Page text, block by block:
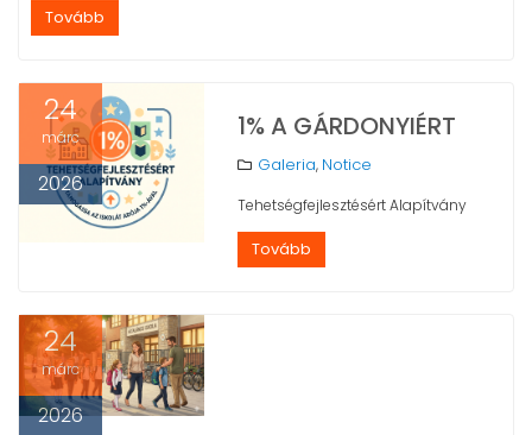
Tovább
24
márc
2026
1% A GÁRDONYIÉRT
Galeria, Notice
Tehetségfejlesztésért Alapítvány
Tovább
24
márc
2026